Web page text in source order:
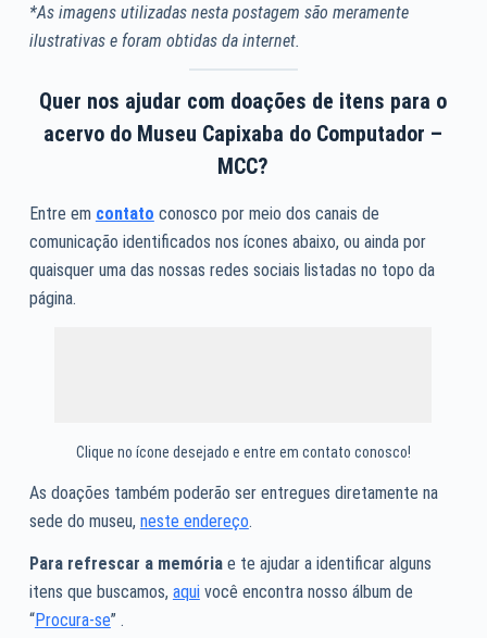
*As imagens utilizadas nesta postagem são meramente
ilustrativas e foram obtidas da internet.
Quer nos ajudar com doações de itens para o
acervo do Museu Capixaba do Computador –
MCC?
Entre em contato conosco por meio dos canais de
comunicação identificados nos ícones abaixo, ou ainda por
quaisquer uma das nossas redes sociais listadas no topo da
página.
Clique no ícone desejado e entre em contato conosco!
As doações também poderão ser entregues diretamente na
sede do museu, neste endereço.
Para refrescar a memóriae te ajudar a identificar alguns
itens que buscamos, aquivocê encontra nosso álbum de
“Procura-se” .